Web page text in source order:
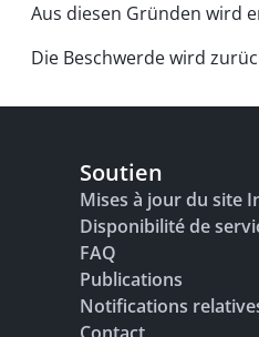
Aus diesen Gründen wird
Die Beschwerde wird
Soutien
Mises à jour du site
Disponibilité de
FAQ
Publications
Notifications